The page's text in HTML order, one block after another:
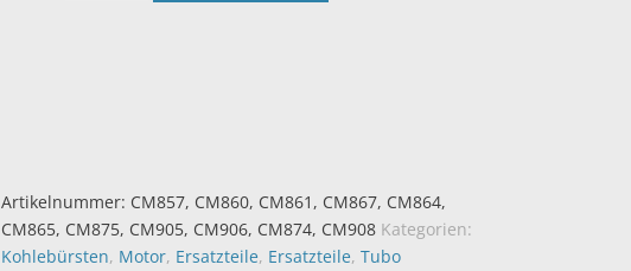
Artikelnummer: CM857, CM860, CM861, CM867, CM864,
CM865, CM875, CM905, CM906, CM874, CM908 Kategorien:
Kohlebürsten, Motor, Ersatzteile, Ersatzteile, Tubo